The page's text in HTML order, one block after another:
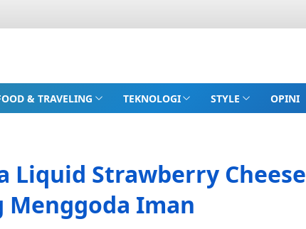
& TRAVELING TEKNOLOGI STYLE OPINI
Liquid Strawberry Cheese
Menggoda Iman